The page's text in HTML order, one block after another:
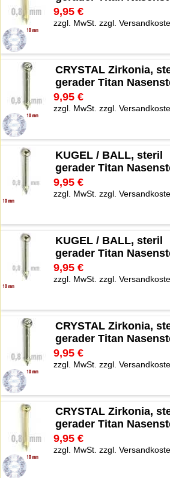
9,95 €
zzgl. MwSt. zzgl.
CRYSTAL Zirkonia,
gerader Titan
9,95 €
zzgl. MwSt. zzgl.
KUGEL / BALL, steril
gerader Titan
9,95 €
zzgl. MwSt. zzgl.
KUGEL / BALL, steril
gerader Titan
9,95 €
zzgl. MwSt. zzgl.
CRYSTAL Zirkonia,
gerader Titan
9,95 €
zzgl. MwSt. zzgl.
CRYSTAL Zirkonia,
gerader Titan
9,95 €
zzgl. MwSt. zzgl.